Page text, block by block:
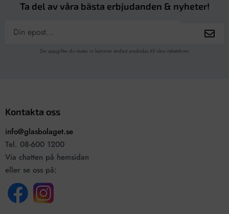
Ta del av våra bästa erbjudanden & nyheter!
De uppgifter du matar in kommer endast användas till våra nyhetsbrev.
Kontakta oss
info@glasbolaget.se
Tel. 08-600 1200
Via chatten på hemsidan
eller se oss på: